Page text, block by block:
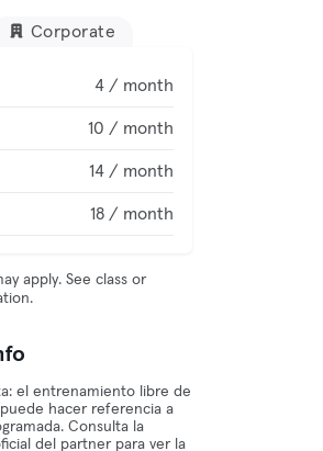
Corporate
4 / month
10 / month
14 / month
18 / month
apply. See class or
el entrenamiento libre de
hacer referencia a
Consulta la
del partner para ver la